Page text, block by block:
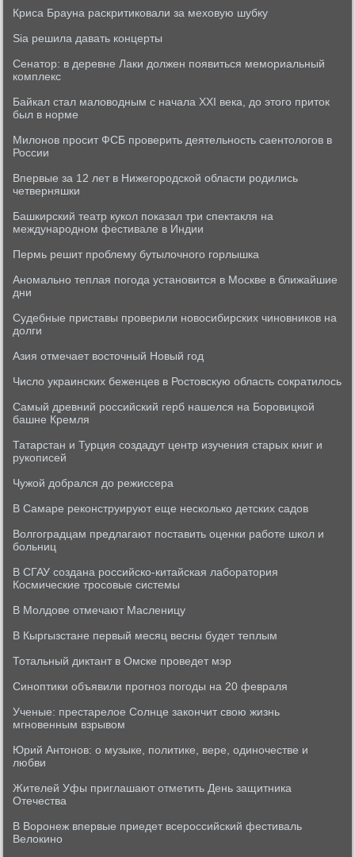
Криса Брауна раскритиковали за меховую шубку
Sia решила давать концерты
Сенатор: в деревне Лаки должен появиться мемориальный
комплекс
Байкал стал маловодным с начала XXI века, до этого приток
был в норме
Милонов просит ФСБ проверить деятельность саентологов в
России
Впервые за 12 лет в Нижегородской области родились
четверняшки
Башкирский театр кукол показал три спектакля на
международном фестивале в Индии
Пермь решит проблему бутылочного горлышка
Аномально теплая погода установится в Москве в ближайшие
дни
Судебные приставы проверили новосибирских чиновников на
долги
Азия отмечает восточный Новый год
Число украинских беженцев в Ростовскую область сократилось
Самый древний российский герб нашелся на Боровицкой
башне Кремля
Татарстан и Турция создадут центр изучения старых книг и
рукописей
Чужой добрался до режиссера
В Самаре реконструируют еще несколько детских садов
Волгоградцам предлагают поставить оценки работе школ и
больниц
В СГАУ создана российско-китайская лаборатория
Космические тросовые системы
В Молдове отмечают Масленицу
В Кыргызстане первый месяц весны будет теплым
Тотальный диктант в Омске проведет мэр
Синоптики объявили прогноз погоды на 20 февраля
Ученые: престарелое Солнце закончит свою жизнь
мгновенным взрывом
Юрий Антонов: о музыке, политике, вере, одиночестве и
любви
Жителей Уфы приглашают отметить День защитника
Отечества
В Воронеж впервые приедет всероссийский фестиваль
Велокино